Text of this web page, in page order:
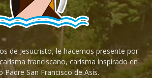
de Jesucristo, le hacemos presente por
franciscano, carisma inspirado en
Padre San Francisco de Asís.